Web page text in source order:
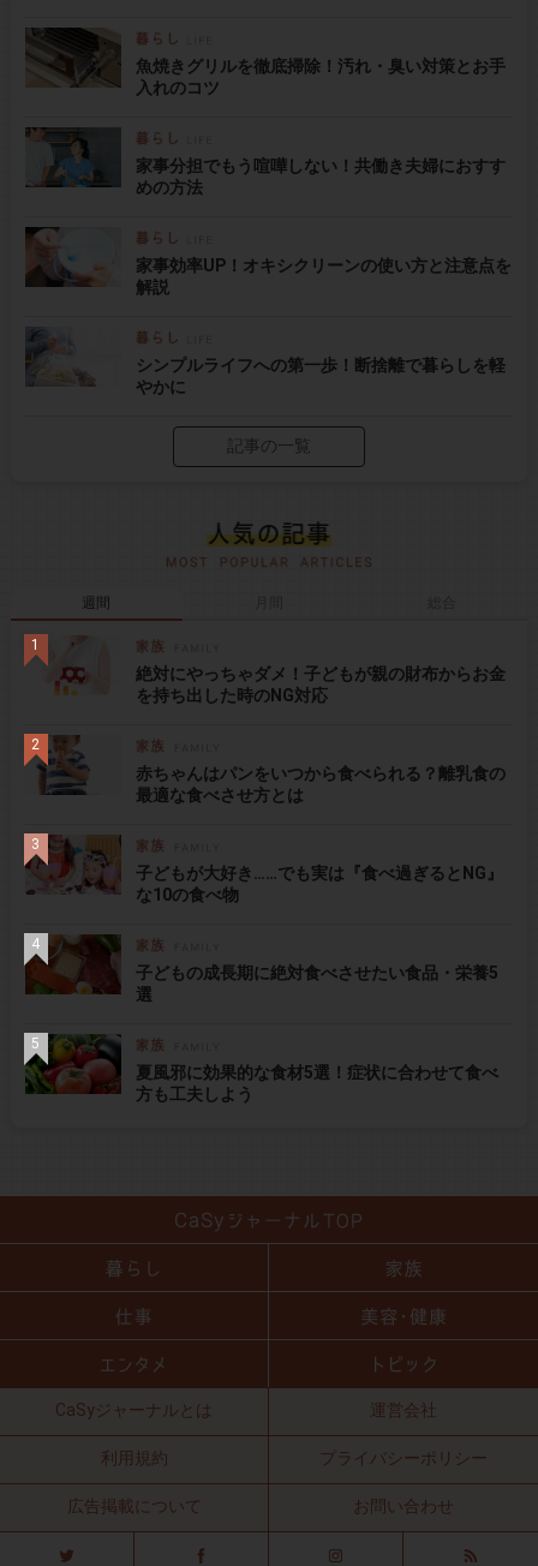
魚焼きグリルを徹底掃除！汚れ・臭い対策とお手
入れのコツ
家事分担でもう喧嘩しない！共働き夫婦におすす
めの方法
家事効率UP！オキシクリーンの使い方と注意点を
解説
シンプルライフへの第一歩！断捨離で暮らしを軽
やかに
記事の一覧
週間
絶対にやっちゃダメ！子どもが親の財布からお金
を持ち出した時のNG対応
赤ちゃんはパンをいつから食べられる？離乳食の
最適な食べさせ方とは
子どもが大好き……でも実は『食べ過ぎるとNG』
な10の食べ物
子どもの成長期に絶対食べさせたい食品・栄養5
選
夏風邪に効果的な食材5選！症状に合わせて食べ
方も工夫しよう
CaSyジャーナルとは 運営会社
利用規約 プライバシーポリシー
広告掲載について お問い合わせ